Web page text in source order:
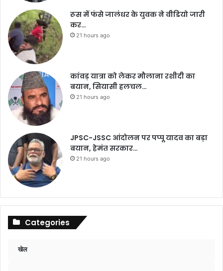
रूस में फंसे जालंधर के युवक ने वीडियो जारी
कर…
21 hours ago
कांवड़ यात्रा को लेकर मौलाना रशीदी का
बयान, सियासी हलचल…
21 hours ago
JPSC-JSSC आंदोलन पर पप्पू यादव का बड़ा
बयान, हेमंत सरकार…
21 hours ago
Categories
खेल